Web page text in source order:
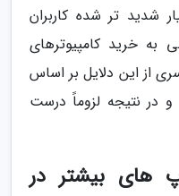
شدید تر شده کاربران
به خرید کامپیوترهای
از این دلایل بر اساس
در نتیجه لزوماً درست
های بیشتر در